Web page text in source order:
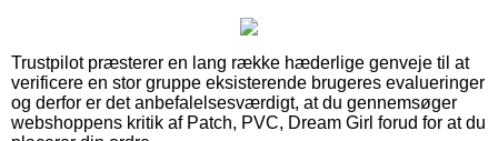
Trustpilot præsterer en lang række hæderlige genveje til at
verificere en stor gruppe eksisterende brugeres evalueringer
og derfor er det anbefalelsesværdigt, at du gennemsøger
webshoppens kritik af Patch, PVC, Dream Girl forud for at du